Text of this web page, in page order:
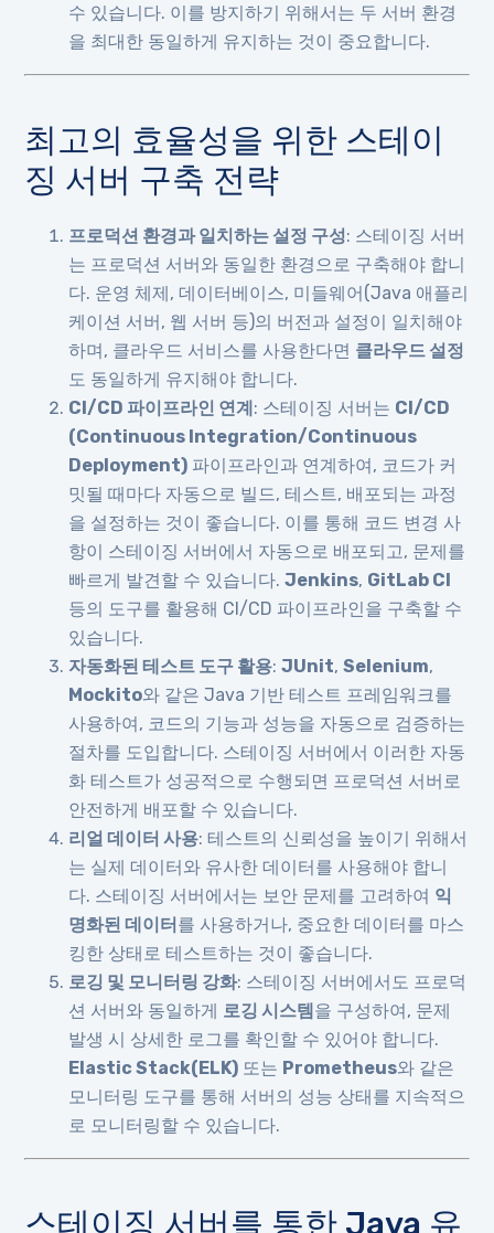
수 있습니다. 이를 방지하기 위해서는 두 서버 환경
을 최대한 동일하게 유지하는 것이 중요합니다.
최고의 효율성을 위한 스테이
징 서버 구축 전략
프로덕션 환경과 일치하는 설정 구성: 스테이징 서버
는 프로덕션 서버와 동일한 환경으로 구축해야 합니
다. 운영 체제, 데이터베이스, 미들웨어(Java 애플리
케이션 서버, 웹 서버 등)의 버전과 설정이 일치해야
하며, 클라우드 서비스를 사용한다면 클라우드 설정
도 동일하게 유지해야 합니다.
CI/CD 파이프라인 연계: 스테이징 서버는 CI/CD
(Continuous Integration/Continuous
Deployment) 파이프라인과 연계하여, 코드가 커
밋될 때마다 자동으로 빌드, 테스트, 배포되는 과정
을 설정하는 것이 좋습니다. 이를 통해 코드 변경 사
항이 스테이징 서버에서 자동으로 배포되고, 문제를
빠르게 발견할 수 있습니다.Jenkins, GitLab CI
등의 도구를 활용해 CI/CD 파이프라인을 구축할 수
있습니다.
자동화된 테스트 도구 활용:JUnit,Selenium,
Mockito와 같은 Java 기반 테스트 프레임워크를
사용하여, 코드의 기능과 성능을 자동으로 검증하는
절차를 도입합니다. 스테이징 서버에서 이러한 자동
화 테스트가 성공적으로 수행되면 프로덕션 서버로
안전하게 배포할 수 있습니다.
리얼 데이터 사용: 테스트의 신뢰성을 높이기 위해서
는 실제 데이터와 유사한 데이터를 사용해야 합니
다. 스테이징 서버에서는 보안 문제를 고려하여 익
명화된 데이터를 사용하거나, 중요한 데이터를 마스
킹한 상태로 테스트하는 것이 좋습니다.
로깅 및 모니터링 강화: 스테이징 서버에서도 프로덕
션 서버와 동일하게 로깅 시스템을 구성하여, 문제
발생 시 상세한 로그를 확인할 수 있어야 합니다.
Elastic Stack(ELK) 또는 Prometheus와 같은
모니터링 도구를 통해 서버의 성능 상태를 지속적으
로 모니터링할 수 있습니다.
스테이징 서버를 통한 Java 유